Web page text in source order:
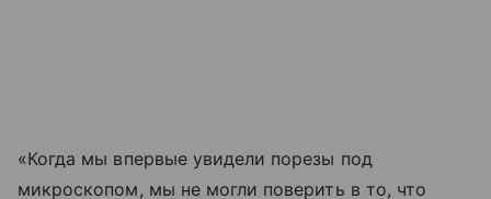
«Когда мы впервые увидели порезы под
микроскопом, мы не могли поверить в то, что